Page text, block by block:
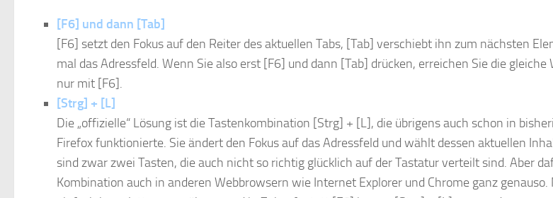
[F6] und dann [Tab]
[F6] setzt den Fokus auf den Reiter des aktuellen Tabs, [Tab] verschiebt ihn zum nächsten
mal das Adressfeld. Wenn Sie also erst [F6] und dann [Tab] drücken, erreichen Sie die
nur mit [F6].
[Strg] + [L]
Die „offizielle“ Lösung ist die Tastenkombination [Strg] + [L], die übrigens auch schon in
Firefox funktionierte. Sie ändert den Fokus auf das Adressfeld und wählt dessen aktuellen
sind zwar zwei Tasten, die auch nicht so richtig glücklich auf der Tastatur verteilt sind. Aber
Kombination auch in anderen Webbrowsern wie Internet Explorer und Chrome ganz